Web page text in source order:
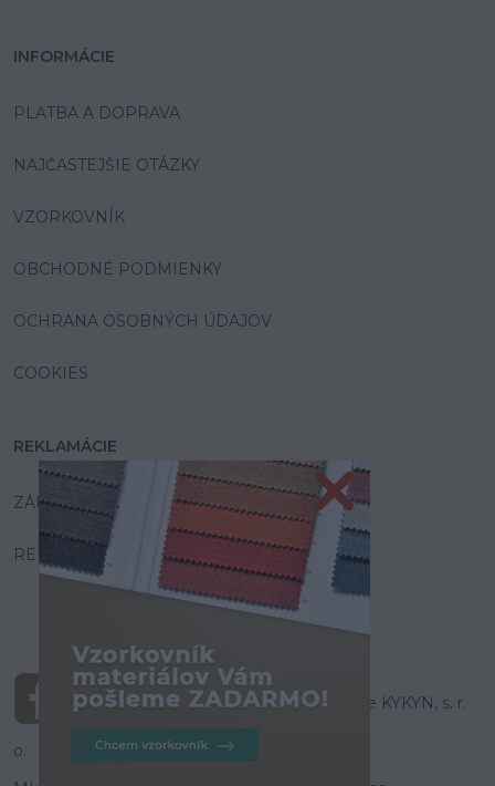
INFORMÁCIE
PLATBA A DOPRAVA
NAJČASTEJŠIE OTÁZKY
VZORKOVNÍK
OBCHODNÉ PODMIENKY
OCHRANA OSOBNÝCH ÚDAJOV
COOKIES
REKLAMÁCIE
ZÁRUKA A SERVIS
REKLAMAČNÝ PORIADOK
© Všetky práva vyhradené pre KYKYN, s. r.
o.